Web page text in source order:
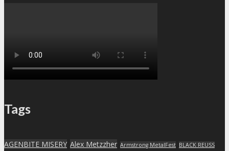
Tags
AGENBITE MISERY Alex Metzzher Armstrong MetalFest BLACK REUSS